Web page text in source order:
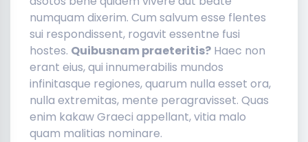
numquam dixerim. Cum salvum esse flentes
sui respondissent, rogavit essentne fusi
hostes. Quibusnam praeteritis? Haec non
erant eius, qui innumerabilis mundos
infinitasque regiones, quarum nulla esset ora,
nulla extremitas, mente peragravisset. Quas
enim kakaw Graeci appellant, vitia malo
quam malitias nominare.